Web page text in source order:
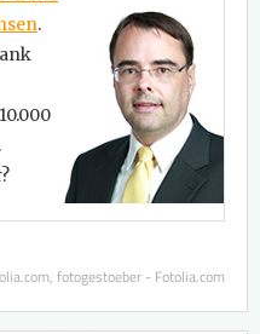
.
fotogestoeber - Fotolia.com